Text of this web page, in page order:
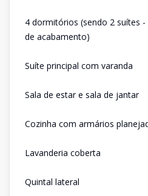
4 dormitórios (sendo 2 suítes
de acabamento)
Suíte principal com varanda
Sala de estar e sala de jantar
Cozinha com armários
Lavanderia coberta
Quintal lateral